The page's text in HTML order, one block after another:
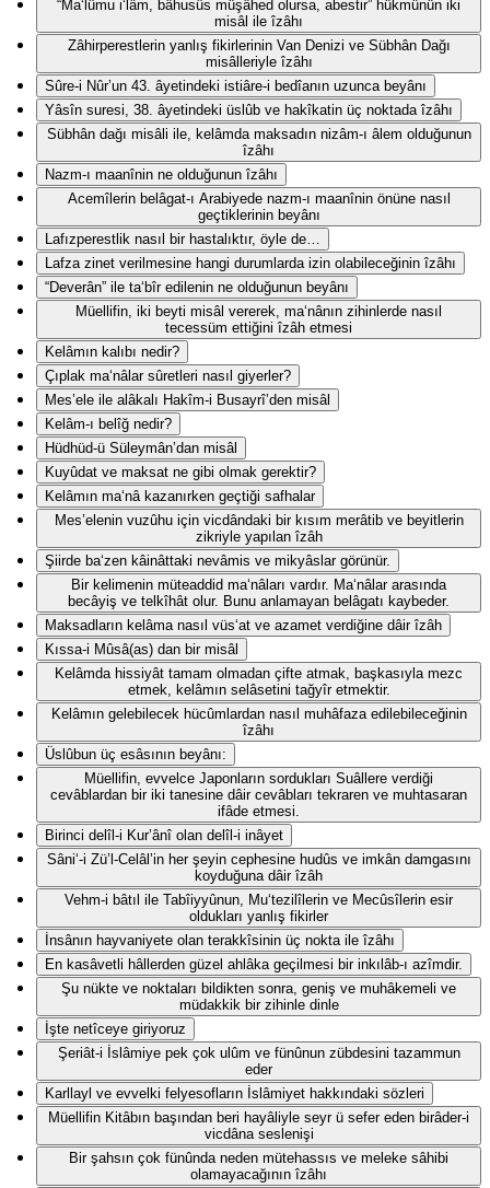
“Ma‘lûmu i‘lâm, bâhusûs müşâhed olursa, abestir” hükmünün iki
misâl ile îzâhı
Zâhirperestlerin yanlış fikirlerinin Van Denizi ve Sübhân Dağı
misâlleriyle îzâhı
Sûre-i Nûr’un 43. âyetindeki istiâre-i bedîanın uzunca beyânı
Yâsîn suresi, 38. âyetindeki üslûb ve hakîkatin üç noktada îzâhı
Sübhân dağı misâli ile, kelâmda maksadın nizâm-ı âlem olduğunun
îzâhı
Nazm-ı maanînin ne olduğunun îzâhı
Acemîlerin belâgat-ı Arabiyede nazm-ı maanînin önüne nasıl
geçtiklerinin beyânı
Lafızperestlik nasıl bir hastalıktır, öyle de…
Lafza zinet verilmesine hangi durumlarda izin olabileceğinin îzâhı
“Deverân” ile ta‘bîr edilenin ne olduğunun beyânı
Müellifin, iki beyti misâl vererek, ma‘nânın zihinlerde nasıl
tecessüm ettiğini îzâh etmesi
Kelâmın kalıbı nedir?
Çıplak ma‘nâlar sûretleri nasıl giyerler?
Mes’ele ile alâkalı Hakîm-i Busayrî’den misâl
Kelâm-ı belîğ nedir?
Hüdhüd-ü Süleymân’dan misâl
Kuyûdat ve maksat ne gibi olmak gerektir?
Kelâmın ma‘nâ kazanırken geçtiği safhalar
Mes’elenin vuzûhu için vicdândaki bir kısım merâtib ve beyitlerin
zikriyle yapılan îzâh
Şiirde ba‘zen kâinâttaki nevâmis ve mikyâslar görünür.
Bir kelimenin müteaddid ma‘nâları vardır. Ma‘nâlar arasında
becâyiş ve telkîhât olur. Bunu anlamayan belâgatı kaybeder.
Maksadların kelâma nasıl vüs‘at ve azamet verdiğine dâir îzâh
Kıssa-i Mûsâ(as) dan bir misâl
Kelâmda hissiyât tamam olmadan çifte atmak, başkasıyla mezc
etmek, kelâmın selâsetini tağyîr etmektir.
Kelâmın gelebilecek hücûmlardan nasıl muhâfaza edilebileceğinin
îzâhı
Üslûbun üç esâsının beyânı:
Müellifin, evvelce Japonların sordukları Suâllere verdiği
cevâblardan bir iki tanesine dâir cevâbları tekraren ve muhtasaran
ifâde etmesi.
Birinci delîl-i Kur’ânî olan delîl-i inâyet
Sâni‘-i Zü’l-Celâl’in her şeyin cephesine hudûs ve imkân damgasını
koyduğuna dâir îzâh
Vehm-i bâtıl ile Tabîiyyûnun, Mu‘tezilîlerin ve Mecûsîlerin esir
oldukları yanlış fikirler
İnsânın hayvaniyete olan terakkîsinin üç nokta ile îzâhı
En kasâvetli hâllerden güzel ahlâka geçilmesi bir inkılâb-ı azîmdir.
Şu nükte ve noktaları bildikten sonra, geniş ve muhâkemeli ve
müdakkik bir zihinle dinle
İşte netîceye giriyoruz
Şeriât-i İslâmiye pek çok ulûm ve fünûnun zübdesini tazammun
eder
Karllayl ve evvelki felyesofların İslâmiyet hakkındaki sözleri
Müellifin Kitâbın başından beri hayâliyle seyr ü sefer eden birâder-i
vicdâna seslenişi
Bir şahsın çok fünûnda neden mütehassıs ve meleke sâhibi
olamayacağının îzâhı